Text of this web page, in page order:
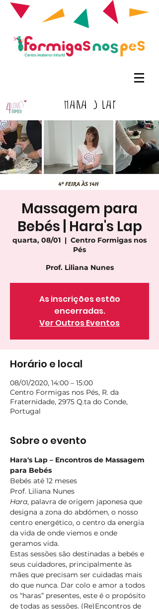
Massagem para
Bebés | Hara's Lap
quarta, 08/01
  |
Centro Formigas nos
Pés
Prof. Liliana Nunes
As inscrições estão
encerradas.
Ver Outros Eventos
Horário e local
08/01/2020, 14:00 – 15:00
Centro Formigas nos Pés, R. da
Fraternidade, 2975 Q.ta do Conde,
Portugal
Sobre o evento
Hara's Lap – Encontros de Massagem
para Bebés
Bebés até 12 meses
Prof. Liliana Nunes
Hara, palavra de origem japonesa que
designa a zona do abdómen, o nosso
centro energético, o centro da energia
da vida de onde viemos e onde
geramos vida.
Estas sessões são destinadas a bebés e
seus cuidadores, principalmente às
mães que precisam ser cuidadas mais
do que nunca. Dar colo e amor a todos
os “haras” presentes, este é o propósito
de todas as sessões. (Re)Encontros de